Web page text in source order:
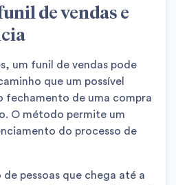
de vendas e
um funil de vendas pode
que um possível
fechamento de uma compra
O método permite um
do processo de
pessoas que chega até a